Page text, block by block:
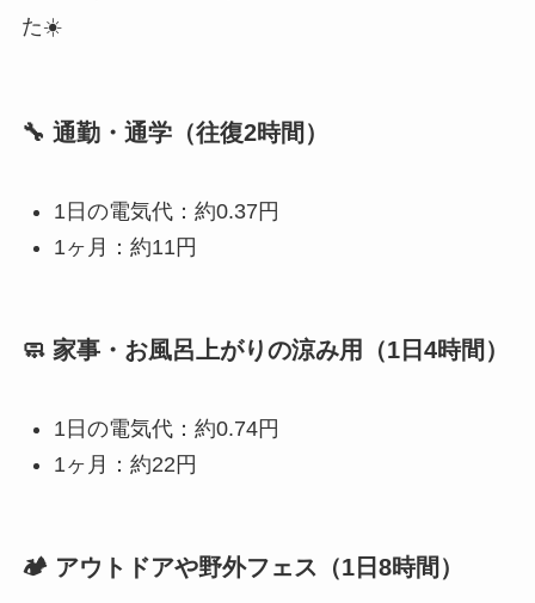
た☀️
🔧 通勤・通学（往復2時間）
1日の電気代：約0.37円
1ヶ月：約11円
🧼 家事・お風呂上がりの涼み用（1日4時間）
1日の電気代：約0.74円
1ヶ月：約22円
🏕️ アウトドアや野外フェス（1日8時間）